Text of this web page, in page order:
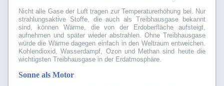
Nicht alle Gase der Luft tragen zur Temperaturerhöhung bei. Nur
strahlungsaktive Stoffe, die auch als Treibhausgase bekannt
sind, können Wärme, die von der Erdoberfläche aufsteigt,
aufnehmen und später wieder abstrahlen. Ohne Treibhausgase
würde die Wärme dagegen einfach in den Weltraum entweichen.
Kohlendioxid, Wasserdampf, Ozon und Methan sind heute die
wichtigsten Treibhausgase in der Erdatmosphäre.
Sonne als Motor